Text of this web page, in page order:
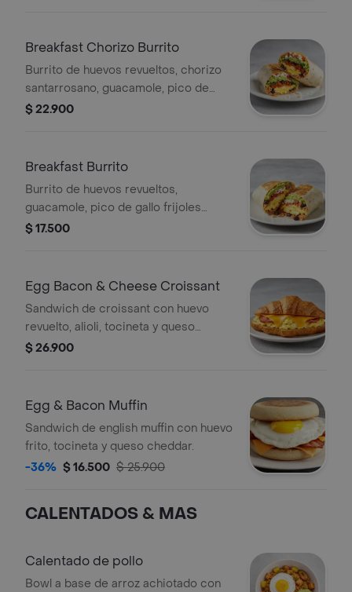
Breakfast Chorizo Burrito
Burrito de huevos revueltos, chorizo
santarrosano, guacamole, pico de
gallo frijoles negros, arroz achiote,
$ 22.900
Breakfast Burrito
Burrito de huevos revueltos,
guacamole, pico de gallo frijoles
negros, arroz achiote, lechuga, queso
$ 17.500
Egg Bacon & Cheese Croissant
Sandwich de croissant con huevo
revuelto, alioli, tocineta y queso
cheddar.
$ 26.900
Egg & Bacon Muffin
Sandwich de english muffin con huevo
frito, tocineta y queso cheddar.
-36% $ 16.500 $ 25.900
CALENTADOS & MAS
Calentado de pollo
Bowl a base de arroz achiotado con